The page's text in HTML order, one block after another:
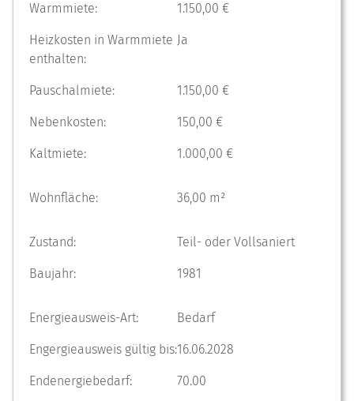
Warmmiete: 1.150,00 €
Heizkosten in Warmmiete
enthalten:
Ja
Pauschalmiete: 1.150,00 €
Nebenkosten: 150,00 €
Kaltmiete: 1.000,00 €
Wohnfläche: 36,00 m²
Zustand: Teil- oder Vollsaniert
Baujahr: 1981
Energieausweis-Art: Bedarf
Engergieausweis gültig bis:16.06.2028
Endenergiebedarf: 70.00